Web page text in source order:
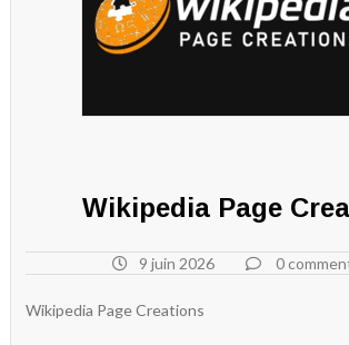
Wikipedia Page
9 juin 2026 0
Wikipedia Page Creations